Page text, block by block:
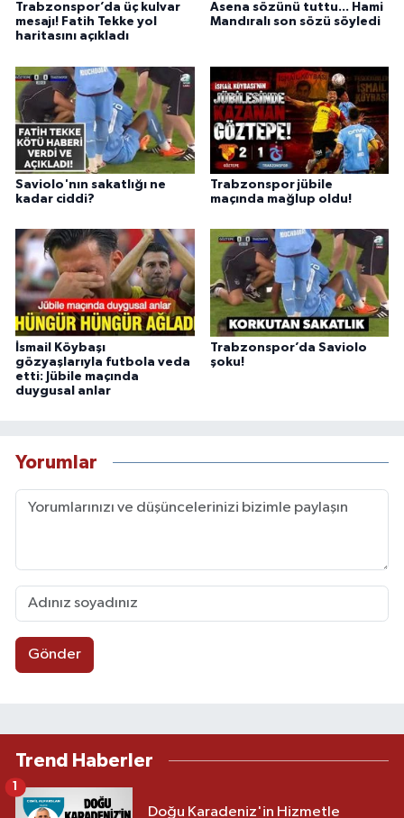
Trabzonspor’da üç kulvar
mesajı! Fatih Tekke yol
haritasını açıkladı
Asena sözünü tuttu... Hami
Mandıralı son sözü söyledi
Saviolo'nın sakatlığı ne
kadar ciddi?
Trabzonspor jübile
maçında mağlup oldu!
İsmail Köybaşı
gözyaşlarıyla futbola veda
etti: Jübile maçında
duygusal anlar
Trabzonspor’da Saviolo
şoku!
Yorumlar
Gönder
Trend Haberler
Doğu Karadeniz'in Hizmetle
1